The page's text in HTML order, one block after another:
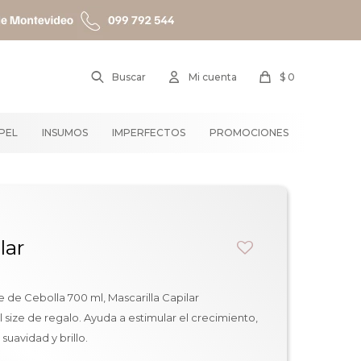
INSUMOS IMPERFECTOS PROMOCIONES
$ 0
Cebolla 700 ml, Mascarilla Capilar
de regalo. Ayuda a estimular el crecimiento,
y brillo.